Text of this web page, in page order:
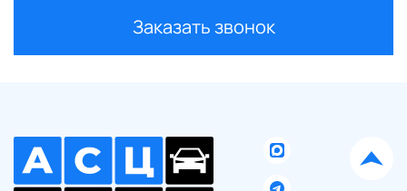
Заказать звонок